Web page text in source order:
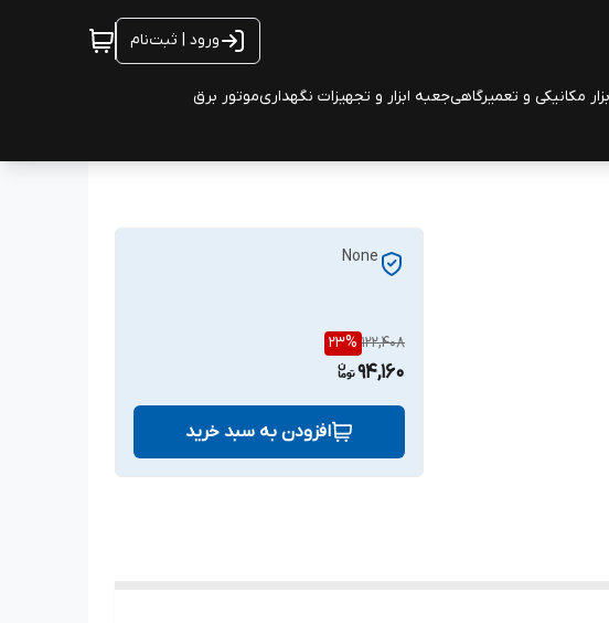
ورود | ثبت‌نام
مکانیکی و تعمیرگاهیجعبه ابزار و تجهیزات نگهداریموتور برق
None
122,408
23%
94,160
افزودن به سبد خرید